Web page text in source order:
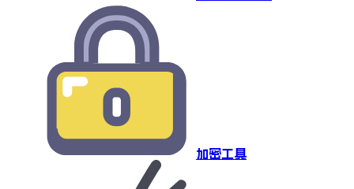
加密工具